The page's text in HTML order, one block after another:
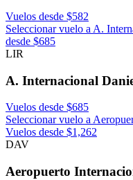
Vuelos desde $582
Seleccionar vuelo a A.
desde $685
LIR
A. Internacional
Vuelos desde $685
Seleccionar vuelo a
Vuelos desde $1,262
DAV
Aeropuerto